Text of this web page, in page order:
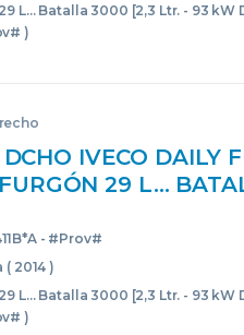
L... Batalla 3000 [2,3 Ltr. - 93 kW
)
IVECO DAILY
FURGÓN 29 L…
KW DIESEL]
DERECHAS
LUZ PILOTO
- #Prov#
2014 )
L... Batalla 3000 [2,3 Ltr. - 93 kW
)